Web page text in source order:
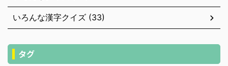
いろんな漢字クイズ (33)
タグ